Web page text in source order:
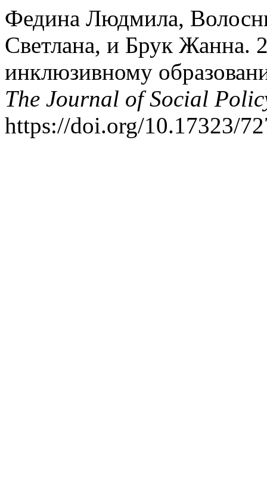
Федина Людмила,
Светлана, и Брук Жанна.
инклюзивному
The Journal of Social
https://doi.org/10.17323/